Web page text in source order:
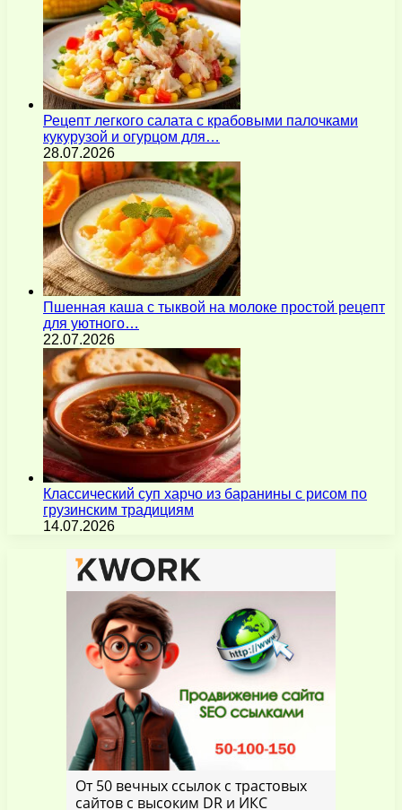
Рецепт легкого салата с крабовыми палочками
кукурузой и огурцом для…
28.07.2026
Пшенная каша с тыквой на молоке простой рецепт
для уютного…
22.07.2026
Классический суп харчо из баранины с рисом по
грузинским традициям
14.07.2026